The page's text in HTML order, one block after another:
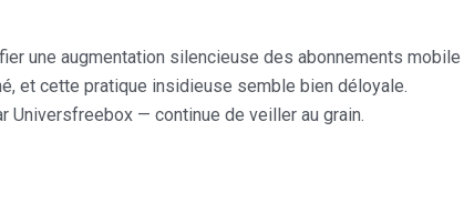
une augmentation silencieuse des abonnements mobile
et cette pratique insidieuse semble bien déloyale.
Universfreebox — continue de veiller au grain.